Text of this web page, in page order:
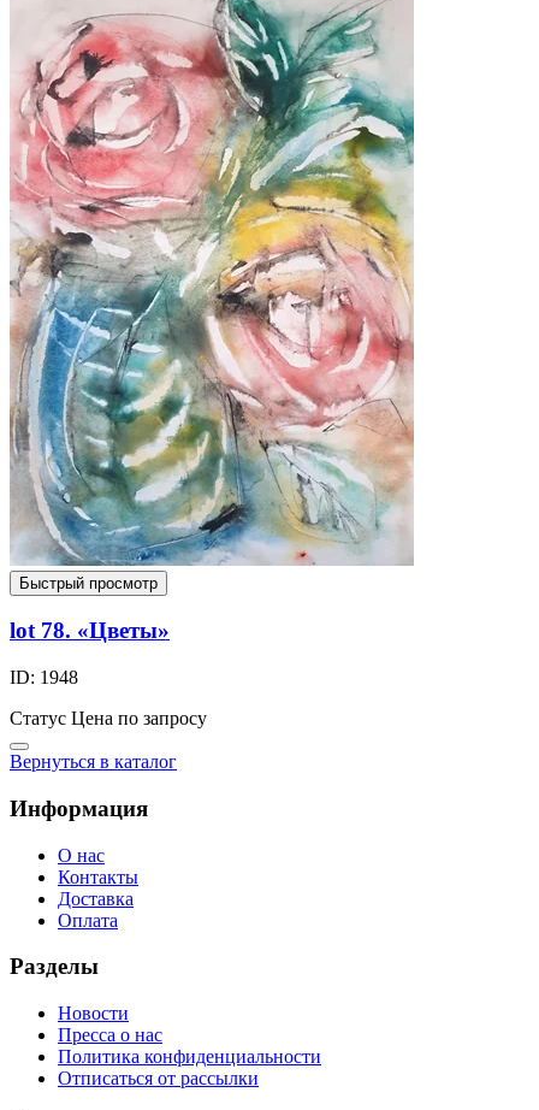
Быстрый просмотр
lot 78. «Цветы»
ID: 1948
Статус Цена по запросу
Вернуться в каталог
Информация
О нас
Контакты
Доставка
Оплата
Разделы
Новости
Пресса о нас
Политика конфиденциальности
Отписаться от рассылки